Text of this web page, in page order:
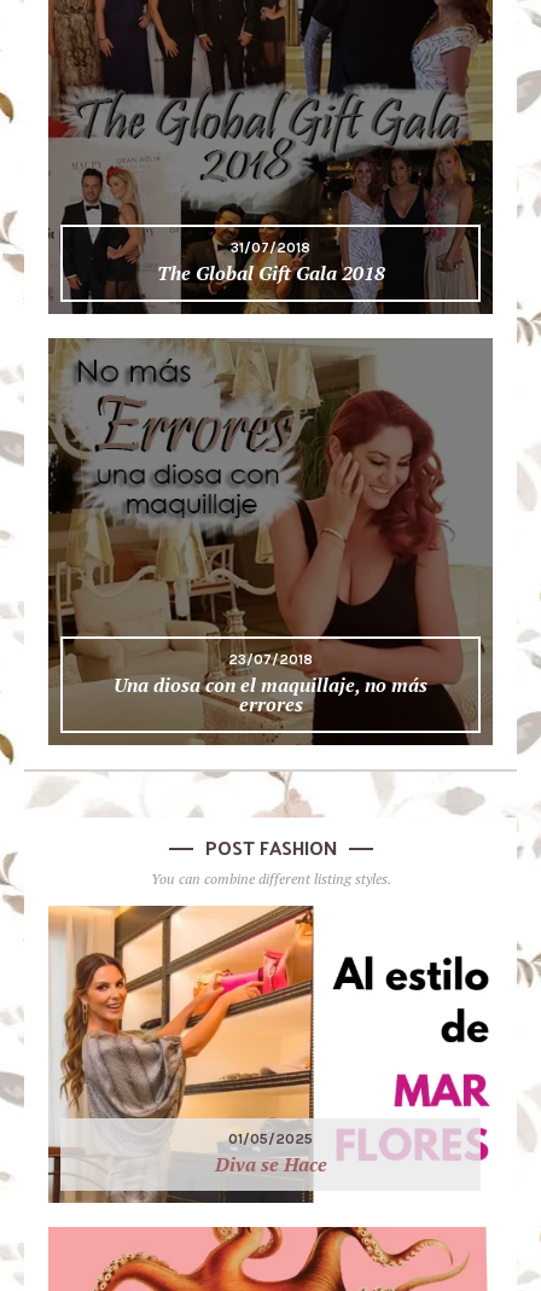
31/07/2018
The Global Gift Gala 2018
23/07/2018
Una diosa con el maquillaje, no más
errores
POST FASHION
You can combine different listing styles.
01/05/2025
Diva se Hace